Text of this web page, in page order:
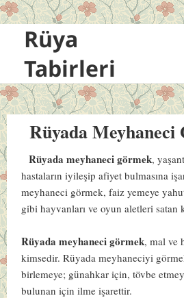
Rüya
Tabirleri
Rüyada Meyhaneci
Rüyada meyhaneci görmek,
hastaların iyileşip afiyet bulmasına
meyhaneci görmek, faiz yemeye
gibi hayvanları ve oyun aletleri satan
Rüyada meyhaneci görmek, mal ve
kimsedir. Rüyada meyhaneciyi
birlemeye; günahkar için, tövbe
bulunan için ilme işarettir.